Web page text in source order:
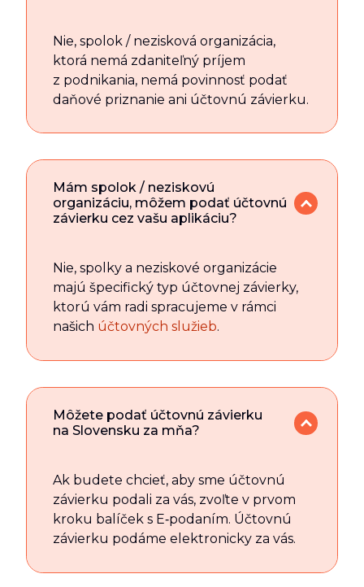
Nie, spolok / nezisková organizácia,
ktorá nemá zdaniteľný príjem
z podnikania, nemá povinnosť podať
daňové priznanie ani účtovnú závierku.
Mám spolok / neziskovú
organizáciu, môžem podať účtovnú
závierku cez vašu aplikáciu?
Nie, spolky a neziskové organizácie
majú špecifický typ účtovnej závierky,
ktorú vám radi spracujeme v rámci
našich účtovných služieb.
Môžete podať účtovnú závierku
na Slovensku za mňa?
Ak budete chcieť, aby sme účtovnú
závierku podali za vás, zvoľte v prvom
kroku balíček s E‑podaním. Účtovnú
závierku podáme elektronicky za vás.